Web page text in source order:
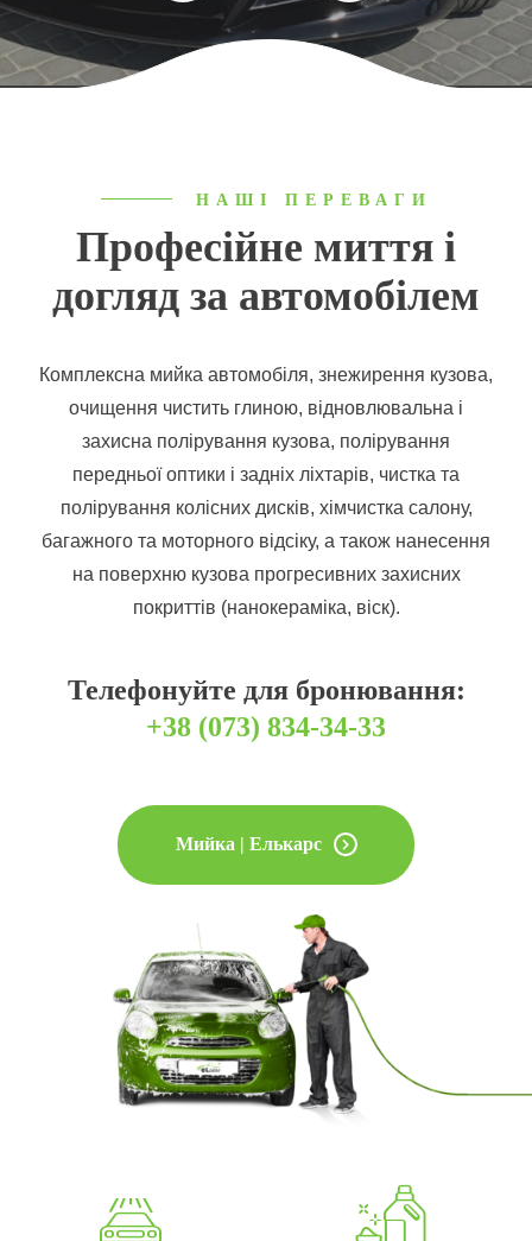
НАШІ ПЕРЕВАГИ
Професійне миття і
догляд за автомобілем
Комплексна мийка автомобіля, знежирення кузова,
очищення чистить глиною, відновлювальна і
захисна полірування кузова, полірування
передньої оптики і задніх ліхтарів, чистка та
полірування колісних дисків, хімчистка салону,
багажного та моторного відсіку, а також нанесення
на поверхню кузова прогресивних захисних
покриттів (нанокераміка, віск).
Телефонуйте для бронювання:
+38 (073) 834-34-33
Мийка | Елькарс